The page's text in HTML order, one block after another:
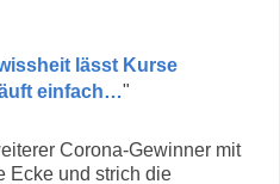
lässt Kurse
einfach…"
Corona-Gewinner mit
Ecke und strich die